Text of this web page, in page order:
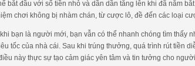
đầu với số tiền nhỏ và dần dần tăng lên khi đã nắm
chơi không bị nhàm chán, từ cược lô, đề đến các loại
bạn là người mới, bạn vẫn có thể nhanh chóng tìm thấy
tốc của nhà cái. Sau khi trúng thưởng, quá trình rút tiền
này thực sự tạo cảm giác yên tâm và tin tưởng cho